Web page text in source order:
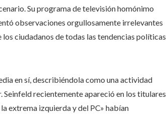
Su programa de televisión homónimo
observaciones orgullosamente irrelevantes
ciudadanos de todas las tendencias políticas
en sí, describiéndola como una actividad
Seinfeld recientemente apareció en los titulares
extrema izquierda y del PC» habían